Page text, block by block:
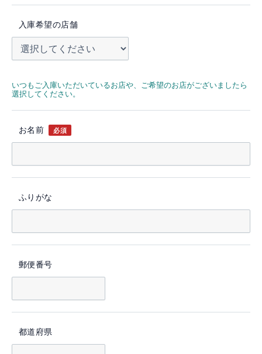
入庫希望の店舗
いつもご入庫いただいているお店や、ご希望のお店がございましたら
選択してください。
お名前 必須
ふりがな
郵便番号
都道府県